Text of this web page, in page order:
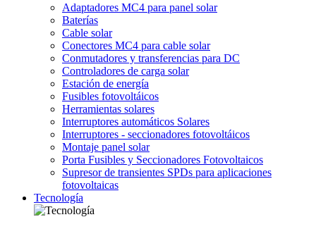
Adaptadores MC4 para panel solar
Baterías
Cable solar
Conectores MC4 para cable solar
Conmutadores y transferencias para DC
Controladores de carga solar
Estación de energía
Fusibles fotovoltáicos
Herramientas solares
Interruptores automáticos Solares
Interruptores - seccionadores fotovoltáicos
Montaje panel solar
Porta Fusibles y Seccionadores Fotovoltaicos
Supresor de transientes SPDs para aplicaciones
fotovoltaicas
Tecnología